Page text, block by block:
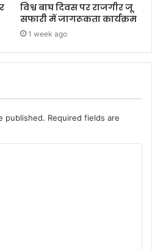
विश्व बाघ दिवस पर राजगीर जू
सफारी में जागरूकता कार्यक्रम
1 week ago
published. Required fields are